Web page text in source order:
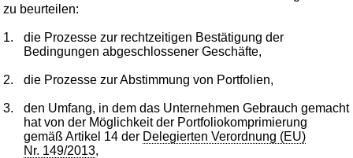
zu beurteilen:
1.
die Prozesse zur rechtzeitigen Bestätigung der
Bedingungen abgeschlossener Geschäfte,
2. die Prozesse zur Abstimmung von Portfolien,
3.
den Umfang, in dem das Unternehmen Gebrauch gemacht
hat von der Möglichkeit der Portfoliokomprimierung
gemäß Artikel 14 der Delegierten Verordnung (EU)
Nr. 149/2013,